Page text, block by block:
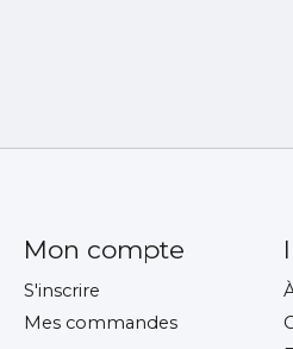
Mon compte
S'inscrire
Mes commandes